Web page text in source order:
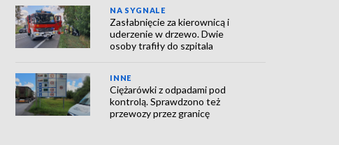
NA SYGNALE
Zasłabnięcie za kierownicą i
uderzenie w drzewo. Dwie
osoby trafiły do szpitala
INNE
Ciężarówki z odpadami pod
kontrolą. Sprawdzono też
przewozy przez granicę